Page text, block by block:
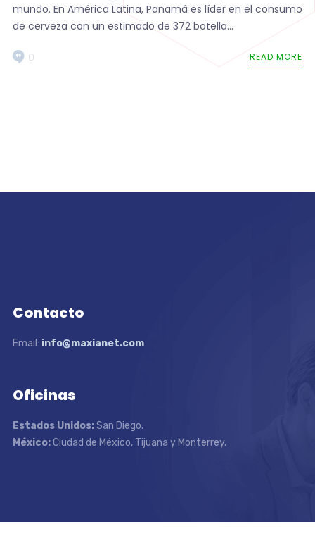
mundo. En América Latina, Panamá es líder en el consumo
de cerveza con un estimado de 372 botella...
READ MORE
0
Contacto
Email: info@maxianet.com
Oficinas
Estados Unidos:San Diego.
México:Ciudad de México, Tijuana y Monterrey.